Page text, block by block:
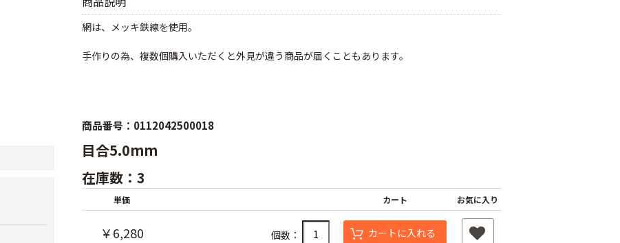
網は、メッキ鉄線を使用。
手作りの為、複数個購入いただくと外見が違う商品が届くこともあります。
商品番号：0112042500018
目合5.0mm
在庫数：3
単価 カート お気に入り
￥6,280 個数： カートに入れる